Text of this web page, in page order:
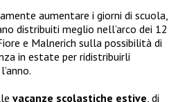
aumentare i giorni di scuola,
distribuiti meglio nell’arco dei 12
e Malnerich sulla possibilità di
in estate per ridistribuirli
vacanze scolastiche estive, di